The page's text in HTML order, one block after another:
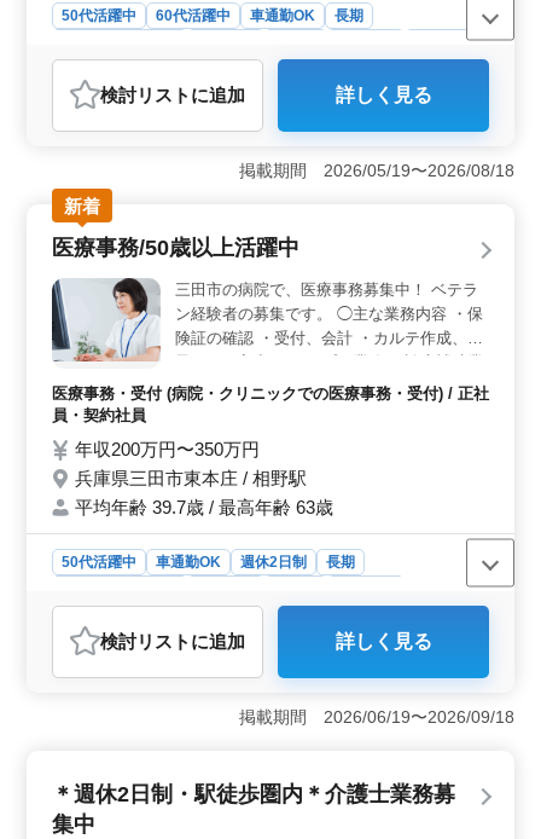
50代活躍中 60代活躍中 車通勤OK
長期
派遣社員
社労士事務所
おすすめポイント
＜経験重視＞ 三田市にあるの社労士事務所で、豊富な
実務経験を持つ方を募集しています。労働保険や社会保
険手続き、助成金業務など、経験を活かして幅広い業務
に携わることができ、スキルアップが期待できま
す。 ＜働きやすさ＞ 完全週休2日制や09:00〜18:00
の勤務時間など、働きやすい環境が整っています。ま
た、駅からのアクセスが良く、車通勤も可能なため、ス
トレスなく通勤できます。残業はほぼなしという点も魅
力です。 ＜年齢に対するサポート＞ 50代以上の方
が活躍中で、年齢に関わらず経験豊富な方を歓迎してい
ます。充実した研修やサポート体制が整っており、社労
士としてのキャリアを築くための環境が整っています。
検討リスト に追加 詳しく見る
掲載期間 2026/05/19〜2026/08/18
新着
医療事務/50歳以上活躍中
三田市の病院で、医療事務募集中！ ベテラ
ン経験者の募集です。 ◯主な業務内容 ・保
険証の確認 ・受付、会計 ・カルテ作成、電
子カルテ入力 ・レセプト業務 ・診療補助業
務 ブランクOK！お気軽にご応募ください！
経験を活かせる職場です！
医療事務・受付 (病院・クリニックでの医療事務・受付) / 正社
員・契約社員
年収200万円〜350万円
兵庫県三田市東本庄 / 相野駅
平均年齢 39.7歳 / 最高年齢 63歳
50代活躍中 車通勤OK 週休2日制
長期
おすすめポイント
＜働きやすさ＞ 相野駅から車通勤が可能で、通勤に便
利です。週休2日制で、残業もほとんどないため、プライ
ベートの時間を確保しながら働ける環境です。50歳以上
務経験を活かして即戦力として働ける職場です。診療報
酬請求や電子カルテ入力など、これまでのスキルを発揮
検討リスト に追加 詳しく見る
掲載期間 2026/06/19〜2026/09/18
＊週休2日制・駅徒歩圏内＊介護士業務募
集中